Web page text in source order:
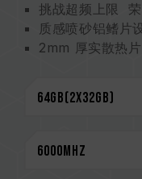
挑战超频上限
质感喷砂铝鳍片
2mm 厚实散热
On-Die ECC 除